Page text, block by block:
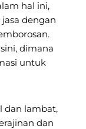
hal ini,
dengan
dimana
untuk
dan lambat,
dan